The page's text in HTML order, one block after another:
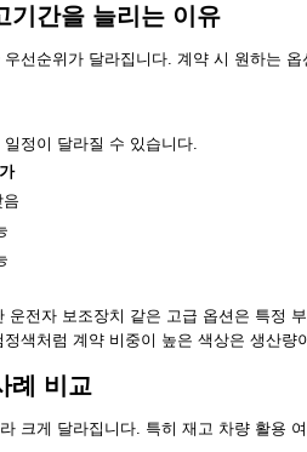
기간을 늘리는 이유
선순위가 달라집니다. 계약 시 원하는
정이 달라질 수 있습니다.
전자 보조장치 같은 고급 옵션은 특정
색처럼 계약 비중이 높은 색상은 생산
례 비교
크게 달라집니다. 특히 재고 차량 활용